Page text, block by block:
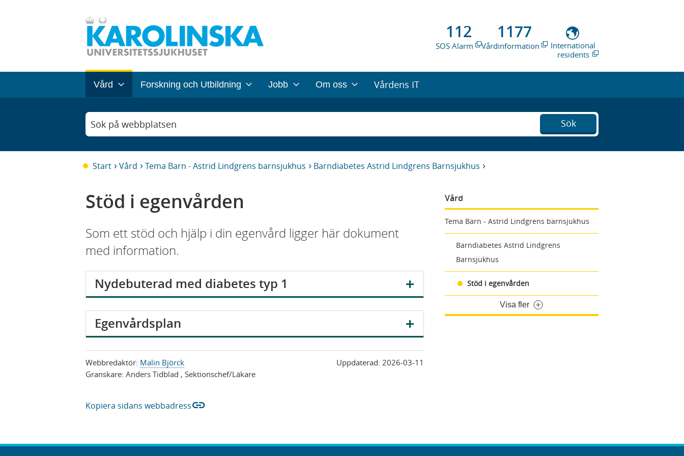
112
SOS Alarm
1177
Vårdinformation
International
residents
Vård Forskning och Utbildning Jobb Om oss Vårdens IT
Sök på webbplatsen Sök
Start Vård Tema Barn - Astrid Lindgrens barnsjukhus Barndiabetes Astrid Lindgrens Barnsjukhus
Vård
Tema Barn - Astrid Lindgrens barnsjukhus
Barndiabetes Astrid Lindgrens
Barnsjukhus
Stöd i egenvården
Visa fler
Stöd i egenvården
Som ett stöd och hjälp i din egenvård ligger här dokument
med information.
V
i
s
a
Nydebuterad med diabetes typ 1
V
i
s
a
Egenvårdsplan
Webbredaktör: Malin Björck
Granskare: Anders Tidblad , Sektionschef/Läkare
Uppdaterad:2026-03-11
Kopiera sidans webbadresslink